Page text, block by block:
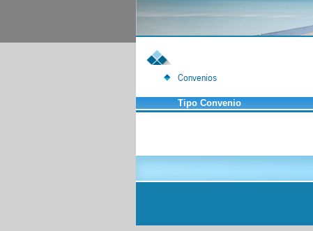
Convenios
Tipo Convenio